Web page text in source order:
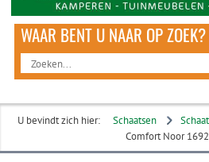
U bevindt zich hier: Schaatsen
Comfort Noor 1692